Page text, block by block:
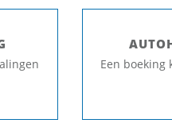
Een boeking